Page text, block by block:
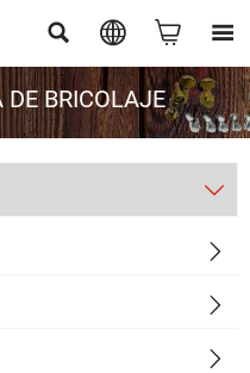
   
DE BRICOLAJE



